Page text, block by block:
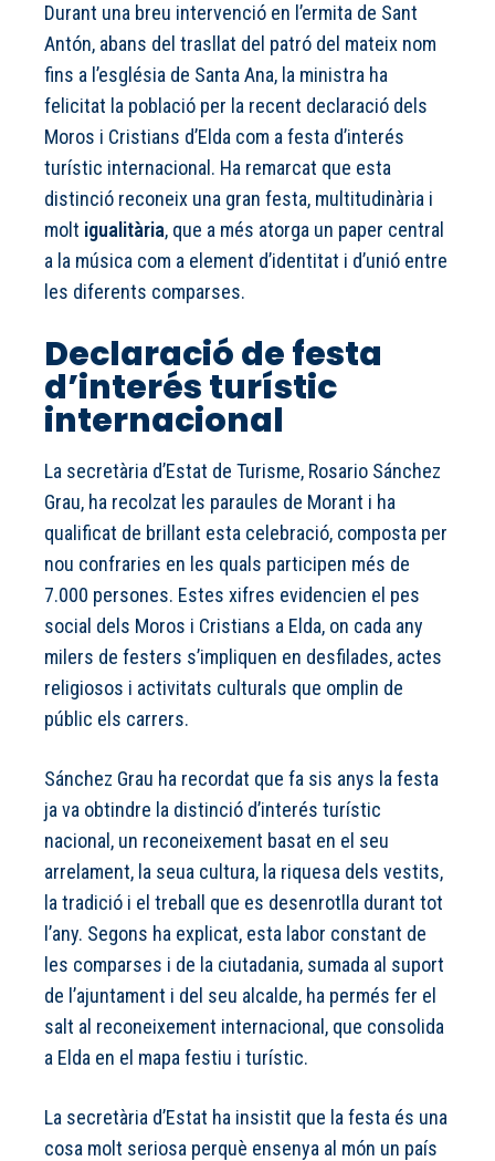
Durant una breu intervenció en l’ermita de Sant
Antón, abans del trasllat del patró del mateix nom
fins a l’església de Santa Ana, la ministra ha
felicitat la població per la recent declaració dels
Moros i Cristians d’Elda com a festa d’interés
turístic internacional. Ha remarcat que esta
distinció reconeix una gran festa, multitudinària i
molt igualitària, que a més atorga un paper central
a la música com a element d’identitat i d’unió entre
les diferents comparses.
Declaració de festa
d’interés turístic
internacional
La secretària d’Estat de Turisme, Rosario Sánchez
Grau, ha recolzat les paraules de Morant i ha
qualificat de brillant esta celebració, composta per
nou confraries en les quals participen més de
7.000 persones. Estes xifres evidencien el pes
social dels Moros i Cristians a Elda, on cada any
milers de festers s’impliquen en desfilades, actes
religiosos i activitats culturals que omplin de
públic els carrers.
Sánchez Grau ha recordat que fa sis anys la festa
ja va obtindre la distinció d’interés turístic
nacional, un reconeixement basat en el seu
arrelament, la seua cultura, la riquesa dels vestits,
la tradició i el treball que es desenrotlla durant tot
l’any. Segons ha explicat, esta labor constant de
les comparses i de la ciutadania, sumada al suport
de l’ajuntament i del seu alcalde, ha permés fer el
salt al reconeixement internacional, que consolida
a Elda en el mapa festiu i turístic.
La secretària d’Estat ha insistit que la festa és una
cosa molt seriosa perquè ensenya al món un país